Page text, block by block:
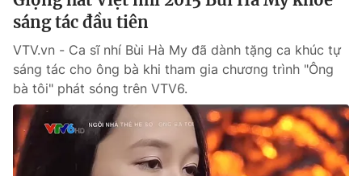
Chính trị
Xã hội
Pháp luật
Y tế
sáng tác đầu tiên
VTV.vn - Ca sĩ nhí Bùi Hà My đã dành tặng ca khúc tự
sáng tác cho ông bà khi tham gia chương trình "Ông
bà tôi" phát sóng trên VTV6.